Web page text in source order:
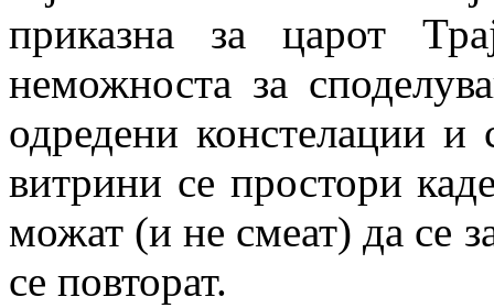
приказна за царот
неможноста за
одредени констелации и
витрини се простори
можат (и не смеат) да се
се повторат.